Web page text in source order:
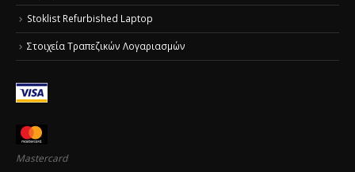
Stoklist Refurbished Laptop
Στοιχεία Τραπεζικών Λογαριασμών
Mastercard